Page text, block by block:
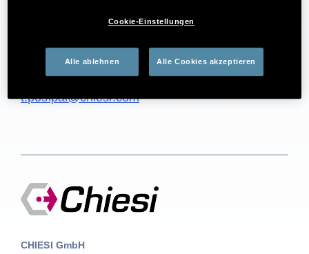
Manager External Communications
Telefon+49 162 2929 503
t.posipal@chiesi.com
CHIESI GmbH
Cookie-Einstellungen
Alle ablehnen Alle Cookies akzeptieren